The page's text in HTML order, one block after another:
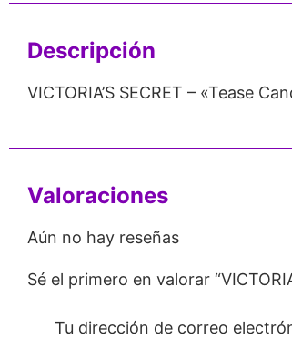
Descripción
VICTORIA’S SECRET – «Tease
Valoraciones
Aún no hay reseñas
Sé el primero en valorar
Tu dirección de correo